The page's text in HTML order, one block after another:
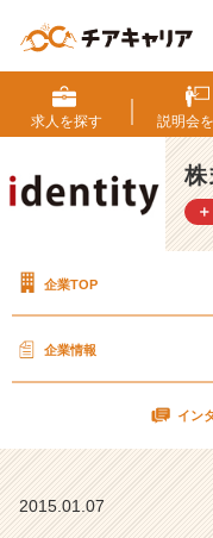
5
卒
内
定
者
ア
ン
テ
求人を探す 説明会を
企業TOP
企業情報
イン
2015.01.07